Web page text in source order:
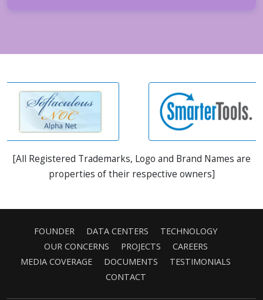
[All Registered Trademarks, Logo and Brand Names are
properties of their respective owners]
FOUNDER DATA CENTERS
TECHNOLOGY
OUR CONCERNS
PROJECTS
CAREERS
MEDIA COVERAGE
DOCUMENTS
TESTIMONIALS
CONTACT